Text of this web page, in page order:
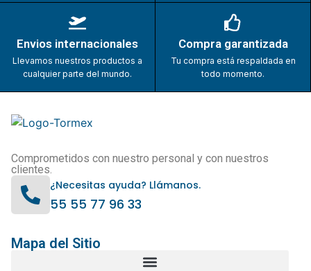
Envios internacionales
Llevamos nuestros productos a
cualquier parte del mundo.
Compra garantizada
Tu compra está respaldada en
todo momento.
Comprometidos con nuestro personal y con nuestros
clientes.
¿Necesitas ayuda? Llámanos.
55 55 77 96 33
Mapa del Sitio